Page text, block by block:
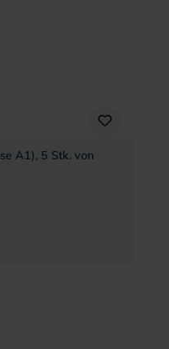
A1), 5 Stk. von